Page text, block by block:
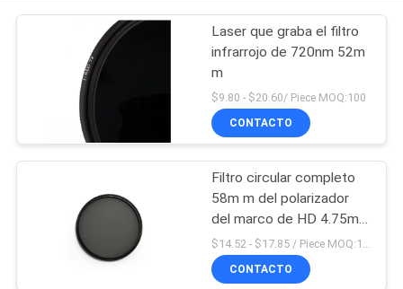
PRODUCTOS
NOSOTROS
VIAJE
FÁBRICA
Laser que graba el filtro
infrarrojo de 720nm 52m
m
$9.80 - $20.60/ Piece MOQ:100
CONTACTO
Filtro circular completo
58m m del polarizador
del marco de HD 4.75m
m
CONTACTO